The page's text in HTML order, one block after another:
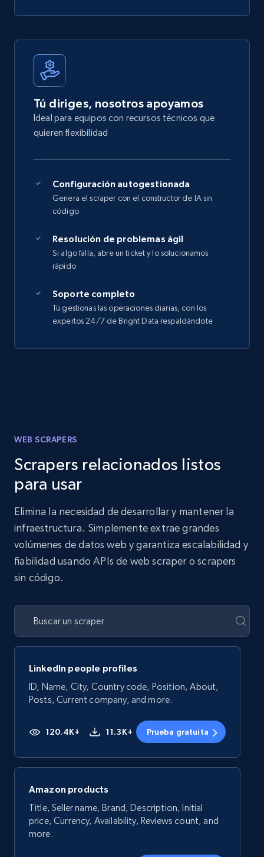
Tú diriges, nosotros apoyamos
Ideal para equipos con recursos técnicos que
quieren flexibilidad
Configuración autogestionada
Genera el scraper con el constructor de IA sin
código
Resolución de problemas ágil
Si algo falla, abre un ticket y lo solucionamos
rápido
Soporte completo
Tú gestionas las operaciones diarias, con los
expertos 24/7 de Bright Data respaldándote
WEB SCRAPERS
Scrapers relacionados listos
para usar
Elimina la necesidad de desarrollar y mantener la
infraestructura. Simplemente extrae grandes
volúmenes de datos web y garantiza escalabilidad y
fiabilidad usando APIs de web scraper o scrapers
sin código.
LinkedIn people profiles
ID, Name, City, Country code, Position, About,
Posts, Current company, and more.
120.4K+ 11.3K+ Prueba gratuita
Amazon products
Title, Seller name, Brand, Description, Initial
price, Currency, Availability, Reviews count, and
more.